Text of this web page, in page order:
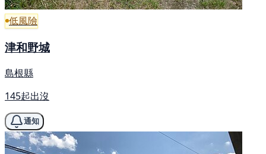
低風險
津和野城
島根縣
145起出沒
通知